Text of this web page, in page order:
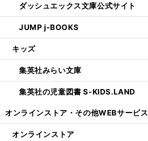
ダッシュエックス文庫公式サイト
JUMP j-BOOKS
キッズ
集英社みらい文庫
集英社の児童図書 S-KIDS.LAND
オンラインストア・ その他WEBサービス
オンラインストア